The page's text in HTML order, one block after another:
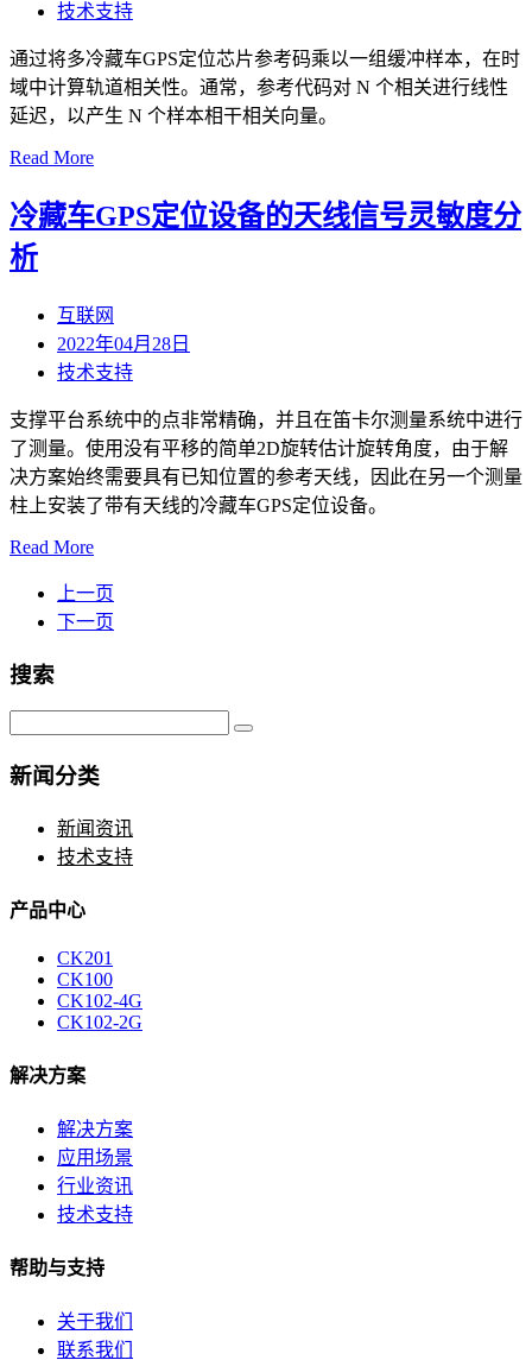
技术支持
通过将多冷藏车GPS定位芯片参考码乘以一组缓冲样本，在时
域中计算轨道相关性。通常，参考代码对 N 个相关进行线性
延迟，以产生 N 个样本相干相关向量。
Read More
冷藏车GPS定位设备的天线信号灵敏度分
析
互联网
2022年04月28日
技术支持
支撑平台系统中的点非常精确，并且在笛卡尔测量系统中进行
了测量。使用没有平移的简单2D旋转估计旋转角度，由于解
决方案始终需要具有已知位置的参考天线，因此在另一个测量
柱上安装了带有天线的冷藏车GPS定位设备。
Read More
上一页
下一页
搜索
新闻分类
新闻资讯
技术支持
产品中心
CK201
CK100
CK102-4G
CK102-2G
解决方案
解决方案
应用场景
行业资讯
技术支持
帮助与支持
关于我们
联系我们